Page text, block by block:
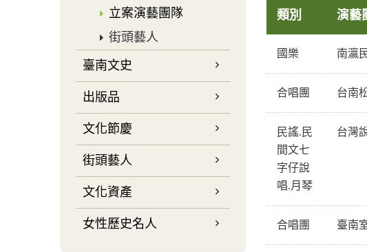
立案演藝團隊
街頭藝人
臺南文史
出版品
文化節慶
街頭藝人
文化資產
女性歷史名人
類別 演藝
國樂 南瀛
合唱團 台南
民謠.民
間文七
字仔說
唱.月琴
台灣
合唱團 臺南